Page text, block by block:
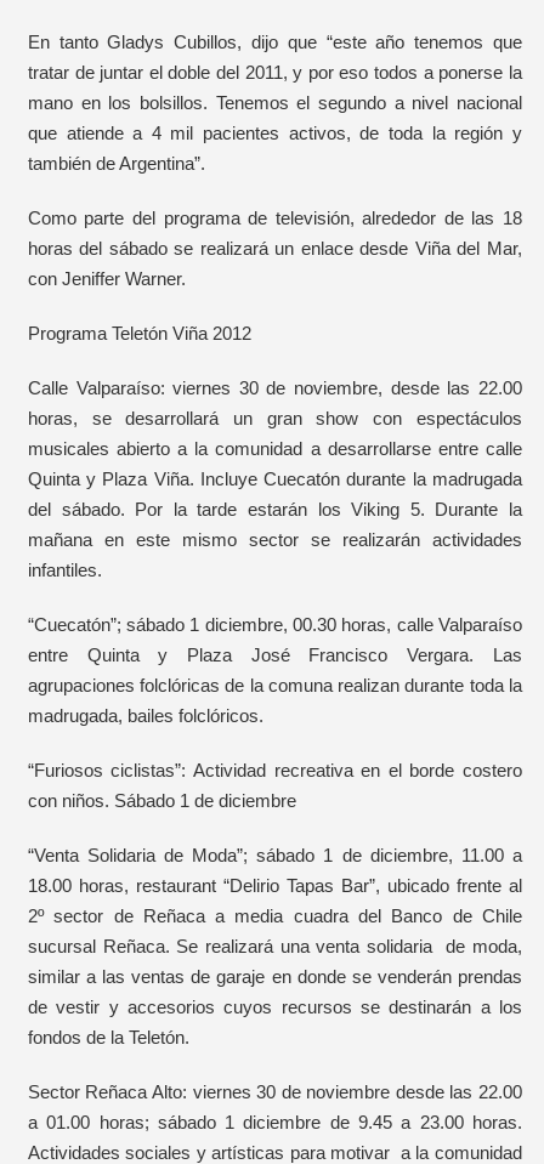
En tanto Gladys Cubillos, dijo que “este año tenemos que
tratar de juntar el doble del 2011, y por eso todos a ponerse la
mano en los bolsillos. Tenemos el segundo a nivel nacional
que atiende a 4 mil pacientes activos, de toda la región y
también de Argentina”.
Como parte del programa de televisión, alrededor de las 18
horas del sábado se realizará un enlace desde Viña del Mar,
con Jeniffer Warner.
Programa Teletón Viña 2012
Calle Valparaíso: viernes 30 de noviembre, desde las 22.00
horas, se desarrollará un gran show con espectáculos
musicales abierto a la comunidad a desarrollarse entre calle
Quinta y Plaza Viña. Incluye Cuecatón durante la madrugada
del sábado. Por la tarde estarán los Viking 5. Durante la
mañana en este mismo sector se realizarán actividades
infantiles.
“Cuecatón”; sábado 1 diciembre, 00.30 horas, calle Valparaíso
entre Quinta y Plaza José Francisco Vergara. Las
agrupaciones folclóricas de la comuna realizan durante toda la
madrugada, bailes folclóricos.
“Furiosos ciclistas”: Actividad recreativa en el borde costero
con niños. Sábado 1 de diciembre
“Venta Solidaria de Moda”; sábado 1 de diciembre, 11.00 a
18.00 horas, restaurant “Delirio Tapas Bar”, ubicado frente al
2º sector de Reñaca a media cuadra del Banco de Chile
sucursal Reñaca. Se realizará una venta solidaria de moda,
similar a las ventas de garaje en donde se venderán prendas
de vestir y accesorios cuyos recursos se destinarán a los
fondos de la Teletón.
Sector Reñaca Alto: viernes 30 de noviembre desde las 22.00
a 01.00 horas; sábado 1 diciembre de 9.45 a 23.00 horas.
Actividades sociales y artísticas para motivar a la comunidad